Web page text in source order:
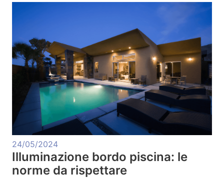
24/05/2024
Illuminazione bordo piscina: le
norme da rispettare